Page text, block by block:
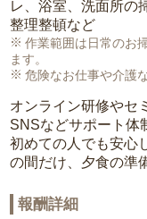
レ、浴室、洗面所の
整理整頓など
作業範囲は日常のお
ます。
危険なお仕事や介護
オンライン研修やセ
SNSなどサポート体
初めての人でも安心
の間だけ、夕食の準
報酬詳細